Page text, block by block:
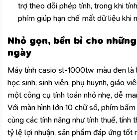
trợ theo dõi phép tính, trong khi
phím giúp hạn chế mất dữ liệu khi
Nhỏ gọn, bền bỉ cho
ngày
Máy tính casio sl-1000tw màu đen là
học sinh, sinh viên, phụ huynh, giáo
một công cụ tính toán nhỏ nhẹ, dễ
Với màn hình lớn 10 chữ số, phím
cùng các tính năng như tính thuế, tính
tỷ lệ lợi nhuận, sản phẩm đáp ứng tốt